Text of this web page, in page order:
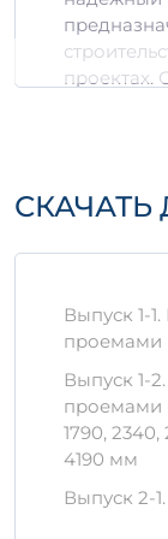
проектах.
Марка
Выпуск 1-
проемами
Выпуск 1-
проемами
1790, 2340,
4190 мм
Выпуск 2-